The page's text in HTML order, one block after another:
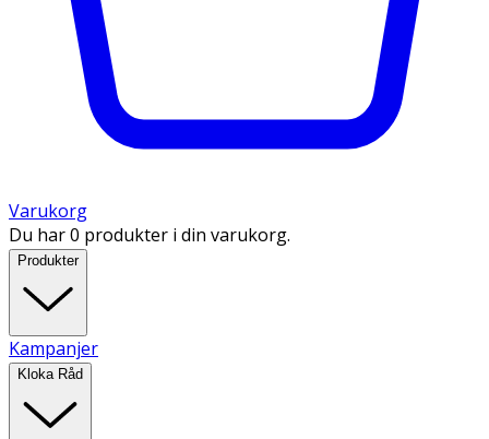
Varukorg
Du har 0 produkter i din varukorg.
Produkter
Kampanjer
Kloka Råd